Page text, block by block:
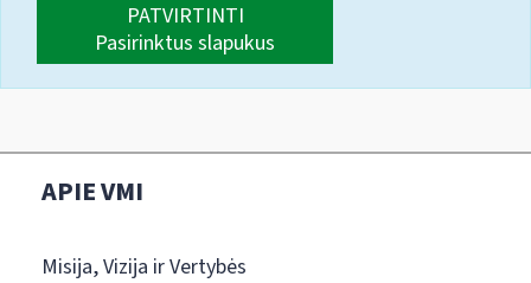
PATVIRTINTI
Pasirinktus slapukus
APIE VMI
Misija, Vizija ir Vertybės